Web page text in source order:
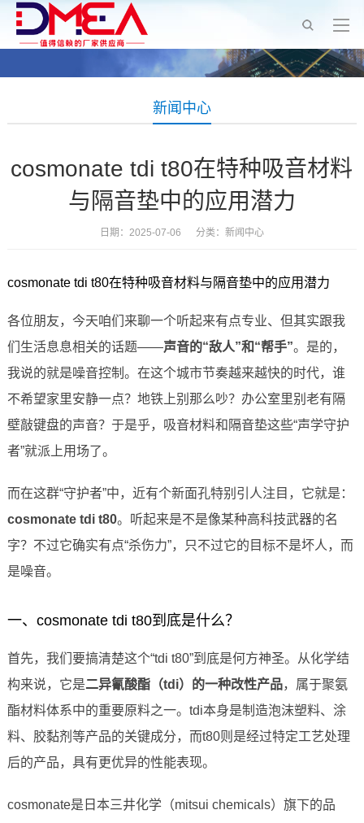
新闻中心
cosmonate tdi t80在特种吸音材料
与隔音垫中的应用潜力
日期：2025-07-06 分类： 新闻中心
cosmonate tdi t80在特种吸音材料与隔音垫中的应用潜力
各位朋友，今天咱们来聊一个听起来有点专业、但其实跟我
们生活息息相关的话题——声音的“敌人”和“帮手”。是的，
我说的就是噪音控制。在这个城市节奏越来越快的时代，谁
不希望家里安静一点？地铁上别那么吵？办公室里别老有隔
壁敲键盘的声音？于是乎，吸音材料和隔音垫这些“声学守护
者”就派上用场了。
而在这群“守护者”中，近有个新面孔特别引人注目，它就是：
cosmonate tdi t80。听起来是不是像某种高科技武器的名
字？不过它确实有点“杀伤力”，只不过它的目标不是坏人，而
是噪音。
一、cosmonate tdi t80到底是什么？
首先，我们要搞清楚这个“tdi t80”到底是何方神圣。从化学结
构来说，它是二异氰酸酯（tdi）的一种改性产品，属于聚氨
酯材料体系中的重要原料之一。tdi本身是制造泡沫塑料、涂
料、胶黏剂等产品的关键成分，而t80则是经过特定工艺处理
后的产品，具有更优异的性能表现。
cosmonate是日本三井化学（mitsui chemicals）旗下的品